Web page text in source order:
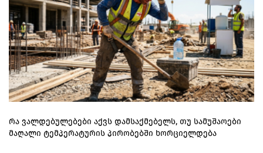
რა ვალდებულებები აქვს დამსაქმებელს, თუ სამუშაოები
მაღალი ტემპერატურის პირობებში ხორციელდება